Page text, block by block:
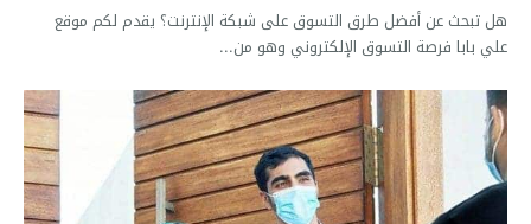
هل تبحث عن أفضل طرق التسوق على شبكة الإنترنت؟ يقدم لكم موقع
علي بابا فرصة التسوق الإلكتروني وهو من...